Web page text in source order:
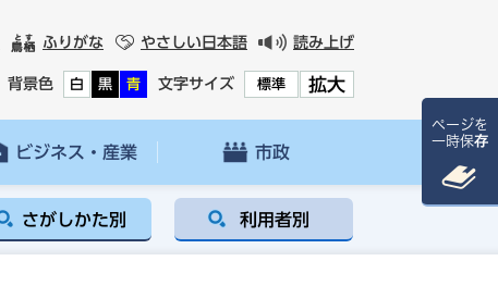
ふりがな やさしい日本語 読み上げ
背景色 白 黒 青 文字サイズ 標準 拡大
ビジネス・産業 市政
さがしかた別 利用者別
ページを
一時保存